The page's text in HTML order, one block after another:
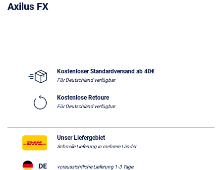
Axilus FX
Kostenloser Standardversand ab 40€
Für Deutschland verfügbar
Kostenlose Retoure
Für Deutschland verfügbar
Unser Liefergebiet
Schnelle Lieferung in mehrere Länder
voraussichtliche Lieferung 1-3 Tage